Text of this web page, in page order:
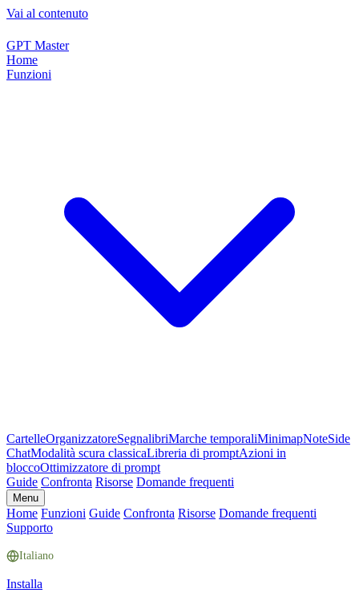
Vai al contenuto
GPT Master
Home
Funzioni
CartelleOrganizzatoreSegnalibriMarche temporaliMinimapNoteSide
ChatModalità scura classicaLibreria di promptAzioni in
bloccoOttimizzatore di prompt
Guide Confronta Risorse Domande frequenti
Menu
Home Funzioni Guide Confronta Risorse Domande frequenti
Supporto
Italiano
Installa